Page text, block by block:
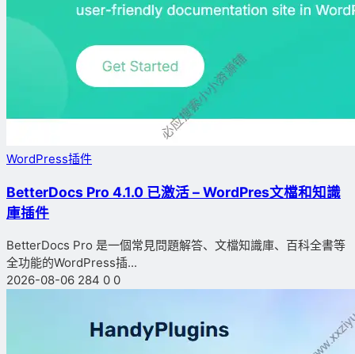
WordPress插件
BetterDocs Pro 4.1.0 已激活 – WordPres文檔和知識
庫插件
BetterDocs Pro 是一個常見問題解答、文檔知識庫、百科全書等
全功能的WordPress插...
2026-08-06 284 0 0